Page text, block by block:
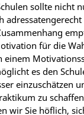
sollte nicht
für die
einem
es den
einzuschätzen
zu
wir Sie höflich,